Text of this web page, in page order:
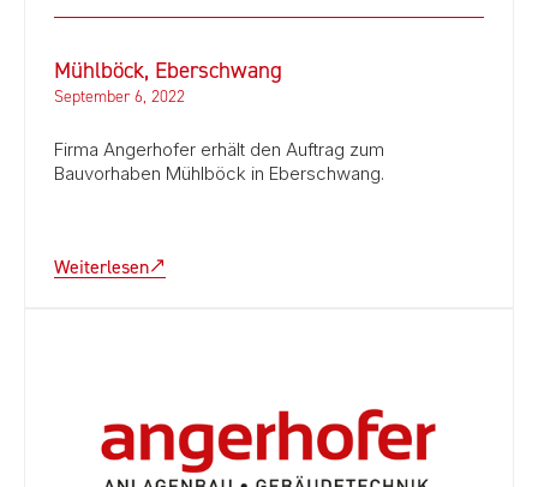
Mühlböck, Eberschwang
September 6, 2022
Firma Angerhofer erhält den Auftrag zum
Bauvorhaben Mühlböck in Eberschwang.
Weiterlesen